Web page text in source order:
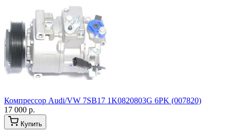
Компрессор Audi/VW 7SB17 1K0820803G 6PK (007820)
17 000 р.
Купить